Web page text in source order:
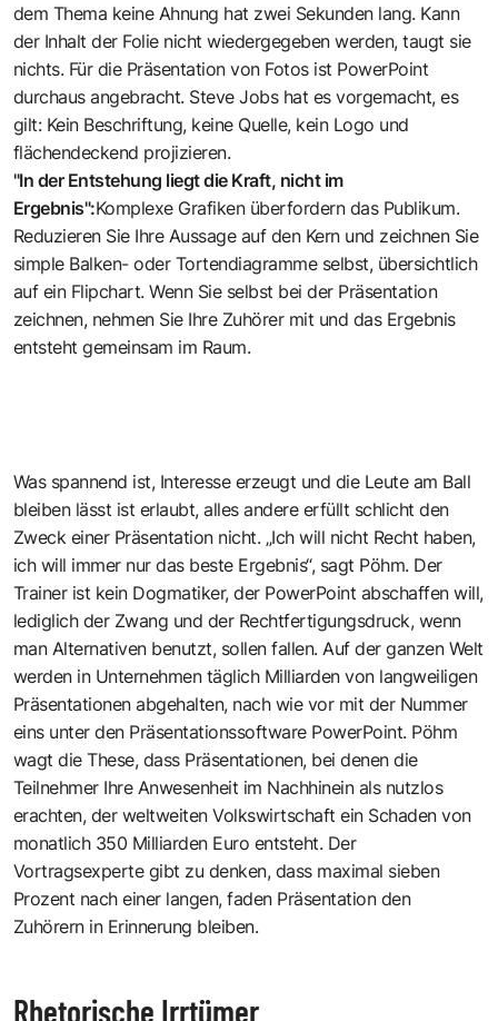
dem Thema keine Ahnung hat zwei Sekunden lang. Kann
der Inhalt der Folie nicht wiedergegeben werden, taugt sie
nichts. Für die Präsentation von Fotos ist PowerPoint
durchaus angebracht. Steve Jobs hat es vorgemacht, es
gilt: Kein Beschriftung, keine Quelle, kein Logo und
flächendeckend projizieren.
"In der Entstehung liegt die Kraft, nicht im
Ergebnis":Komplexe Grafiken überfordern das Publikum.
Reduzieren Sie Ihre Aussage auf den Kern und zeichnen Sie
simple Balken- oder Tortendiagramme selbst, übersichtlich
auf ein Flipchart. Wenn Sie selbst bei der Präsentation
zeichnen, nehmen Sie Ihre Zuhörer mit und das Ergebnis
entsteht gemeinsam im Raum.
Was spannend ist, Interesse erzeugt und die Leute am Ball
bleiben lässt ist erlaubt, alles andere erfüllt schlicht den
Zweck einer Präsentation nicht. „Ich will nicht Recht haben,
ich will immer nur das beste Ergebnis“, sagt Pöhm. Der
Trainer ist kein Dogmatiker, der PowerPoint abschaffen will,
lediglich der Zwang und der Rechtfertigungsdruck, wenn
man Alternativen benutzt, sollen fallen. Auf der ganzen Welt
werden in Unternehmen täglich Milliarden von langweiligen
Präsentationen abgehalten, nach wie vor mit der Nummer
eins unter den Präsentationssoftware PowerPoint. Pöhm
wagt die These, dass Präsentationen, bei denen die
Teilnehmer Ihre Anwesenheit im Nachhinein als nutzlos
erachten, der weltweiten Volkswirtschaft ein Schaden von
monatlich 350 Milliarden Euro entsteht. Der
Vortragsexperte gibt zu denken, dass maximal sieben
Prozent nach einer langen, faden Präsentation den
Zuhörern in Erinnerung bleiben.
Rhetorische Irrtümer